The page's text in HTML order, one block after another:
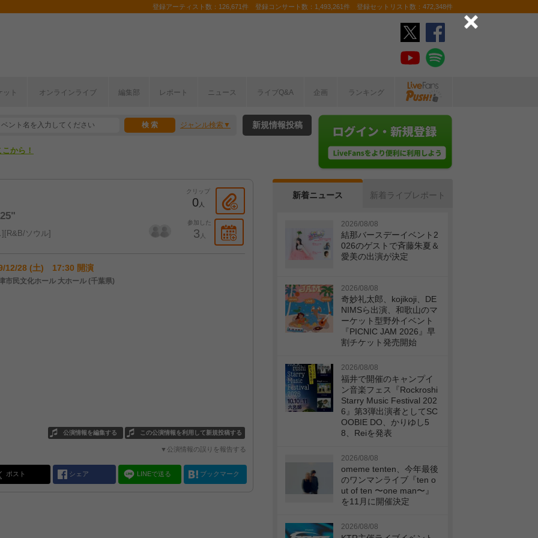
登録アーティスト数：126,671件 登録コンサート数：1,493,261件 登録セットリスト数：472,348件
ット オンラインライブ 編集部 レポート ニュース ライブQ&A 企画 ランキング
ジャンル検索
半期編発表！
から！
新規情報投稿
クリップ
0人
参加した
3 人
R&B/ソウル
12/28 (土) 17:30 開演
市民文化ホール 大ホール (千葉県)
この公演情報を利用して新規投稿する
公演情報を編集する
▼公演情報の誤りを報告する
ポスト シェア LINEで送る ブックマーク
新着ニュース 新着ライブレポート
2026/08/08
結那バースデーイベント2
026のゲストで斉藤朱夏＆
愛美の出演が決定
2026/08/08
奇妙礼太郎、kojikoji、DE
NIMSら出演、和歌山のマ
ーケット型野外イベント
『PICNIC JAM 2026』早
割チケット発売開始
2026/08/08
福井で開催のキャンプイ
ン音楽フェス『Rockroshi
Starry Music Festival 202
6』第3弾出演者としてSC
OOBIE DO、かりゆし5
8、Reiを発表
2026/08/08
omeme tenten、今年最後
のワンマンライブ『ten o
ut of ten 〜one man〜』
を11月に開催決定
2026/08/08